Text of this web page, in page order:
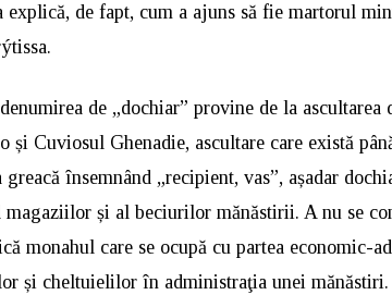
explică, de fapt, cum a ajuns să fie martorul
de „dochiar” provine de la ascultarea
și Cuviosul Ghenadie, ascultare care există
însemnând „recipient, vas”, așadar
magaziilor și al beciurilor mănăstirii. A nu se
monahul care se ocupă cu partea economic-
și cheltuielilor în administraţia unei